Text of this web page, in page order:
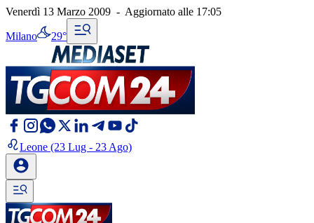
Venerdì 13 Marzo 2009 - Aggiornato alle 17:05
Milano 29°
Leone (23 Lug - 23 Ago)